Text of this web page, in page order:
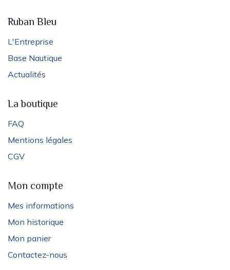
Ruban Bleu
L'Entreprise
Base Nautique
Actualités
La boutique
FAQ
Mentions légales
CGV
Mon compte
Mes informations
Mon historique
Mon panier
Contactez-nous